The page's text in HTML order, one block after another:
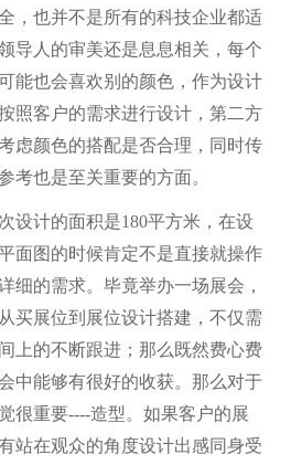
，也并不是所有的科技企业都适
导人的审美还是息息相关，每个
能也会喜欢别的颜色，作为设计
照客户的需求进行设计，第二方
虑颜色的搭配是否合理，同时传
考也是至关重要的方面。
设计的面积是180平方米，在设
面图的时候肯定不是直接就操作
细的需求。毕竟举办一场展会，
买展位到展位设计搭建，不仅需
上的不断跟进；那么既然费心费
中能够有很好的收获。那么对于
很重要----造型。如果客户的展
站在观众的角度设计出感同身受